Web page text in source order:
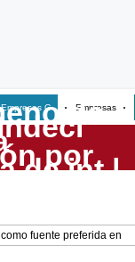
Empresas G Empresas
como fuente preferida en